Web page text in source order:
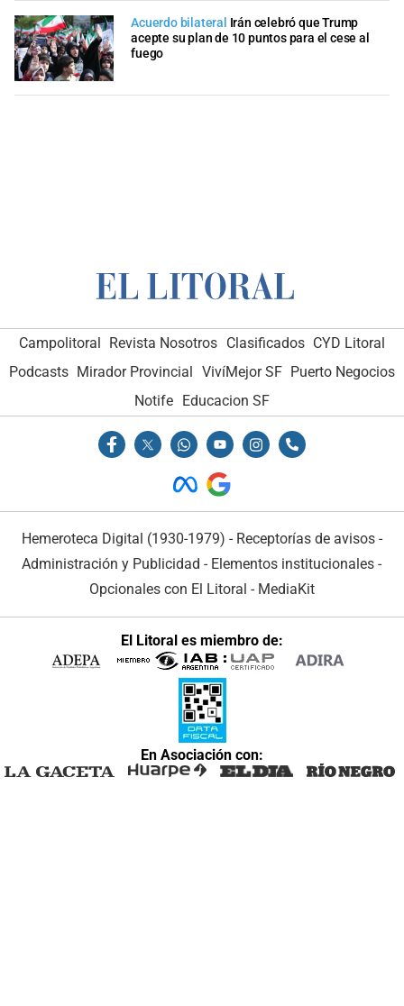
Acuerdo bilateral Irán celebró que Trump
acepte su plan de 10 puntos para el cese al
fuego
Campolitoral Revista Nosotros Clasificados CYD Litoral
Podcasts Mirador Provincial VivíMejor SF Puerto Negocios
Notife Educacion SF
Hemeroteca Digital (1930-1979) - Receptorías de avisos -
Administración y Publicidad - Elementos institucionales -
Opcionales con El Litoral - MediaKit
El Litoral es miembro de:
En Asociación con: